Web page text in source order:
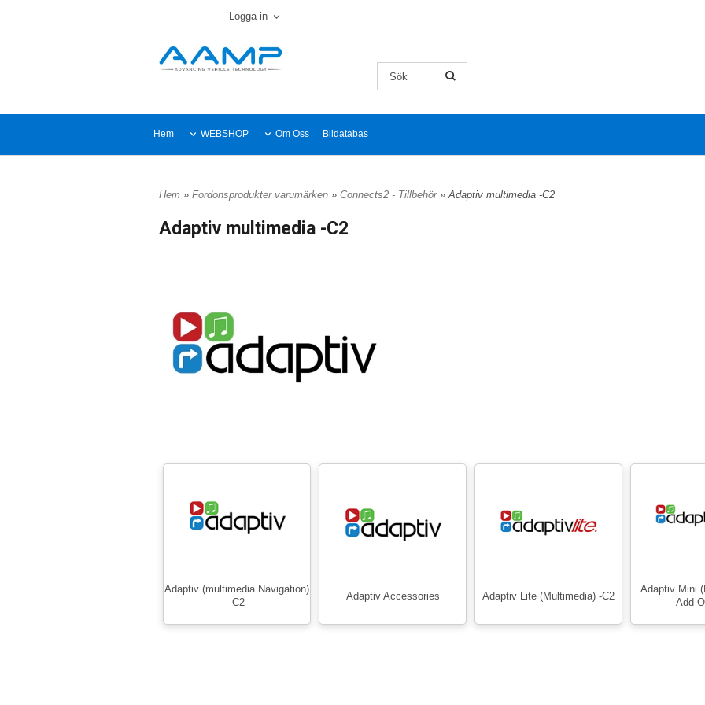
Logga in
Hem WEBSHOP Om Oss Bildatabas
Hem » Fordonsprodukter varumärken » Connects2 - Tillbehör » Adaptiv multimedia -C2
Adaptiv multimedia -C2
Adaptiv (multimedia Navigation)
-C2
Adaptiv Accessories Adaptiv Lite (Multimedia) -C2
Adaptiv Mini
Add